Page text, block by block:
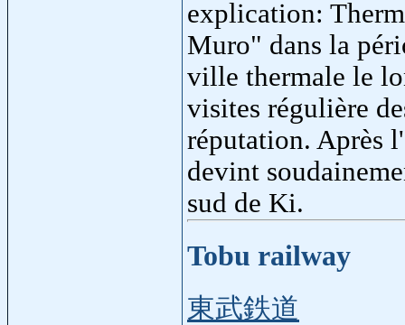
explication:
Muro" dans la
ville thermale le
visites régulière
réputation. Après
devint
sud de Ki.
Tobu railway
東武鉄道